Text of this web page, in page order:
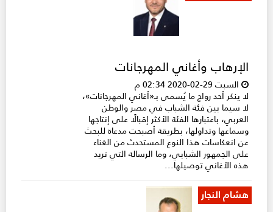
الإرهاب وأغاني المهرجانات
السبت 29-02-2020 02:34 م
لا ينكر أحد رواج ما يُسمى بـ«أغاني المهرجانات»،
لا سيما بين فئة الشباب في مصر والوطن
العربي، باعتبارها الفئة الأكثر إقبالًا على إنتاجها
وسماعها وتداولها، بطريقة أصبحت مدعاة للبحث
عن انعكاسات هذا النوع المستحدث من الغناء
على الجمهور الشبابي، وما الرسالة التي تريد
هذه الأغاني توصيلها...
هشام النجار